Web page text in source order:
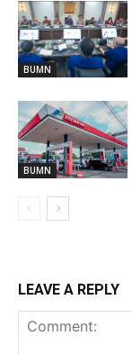
BUMN
BUMN
LEAVE A REPLY